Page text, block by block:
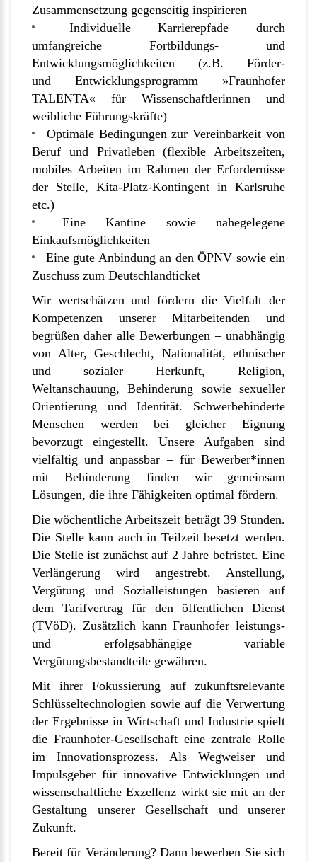
Zusammensetzung gegenseitig inspirieren
Individuelle Karrierepfade durch
umfangreiche Fortbildungs- und
Entwicklungsmöglichkeiten (z.B. Förder-
und Entwicklungsprogramm »Fraunhofer
TALENTA« für Wissenschaftlerinnen und
weibliche Führungskräfte)
Optimale Bedingungen zur Vereinbarkeit von
Beruf und Privatleben (flexible Arbeitszeiten,
mobiles Arbeiten im Rahmen der Erfordernisse
der Stelle, Kita-Platz-Kontingent in Karlsruhe
etc.)
Eine Kantine sowie nahegelegene
Einkaufsmöglichkeiten
Eine gute Anbindung an den ÖPNV sowie ein
Zuschuss zum Deutschlandticket
Wir wertschätzen und fördern die Vielfalt der
Kompetenzen unserer Mitarbeitenden und
begrüßen daher alle Bewerbungen – unabhängig
von Alter, Geschlecht, Nationalität, ethnischer
und sozialer Herkunft, Religion,
Weltanschauung, Behinderung sowie sexueller
Orientierung und Identität. Schwerbehinderte
Menschen werden bei gleicher Eignung
bevorzugt eingestellt. Unsere Aufgaben sind
vielfältig und anpassbar – für Bewerber*innen
mit Behinderung finden wir gemeinsam
Lösungen, die ihre Fähigkeiten optimal fördern.
Die wöchentliche Arbeitszeit beträgt 39 Stunden.
Die Stelle kann auch in Teilzeit besetzt werden.
Die Stelle ist zunächst auf 2 Jahre befristet. Eine
Verlängerung wird angestrebt. Anstellung,
Vergütung und Sozialleistungen basieren auf
dem Tarifvertrag für den öffentlichen Dienst
(TVöD). Zusätzlich kann Fraunhofer leistungs-
und erfolgsabhängige variable
Vergütungsbestandteile gewähren.
Mit ihrer Fokussierung auf zukunftsrelevante
Schlüsseltechnologien sowie auf die Verwertung
der Ergebnisse in Wirtschaft und Industrie spielt
die Fraunhofer-Gesellschaft eine zentrale Rolle
im Innovationsprozess. Als Wegweiser und
Impulsgeber für innovative Entwicklungen und
wissenschaftliche Exzellenz wirkt sie mit an der
Gestaltung unserer Gesellschaft und unserer
Zukunft.
Bereit für Veränderung? Dann bewerben Sie sich